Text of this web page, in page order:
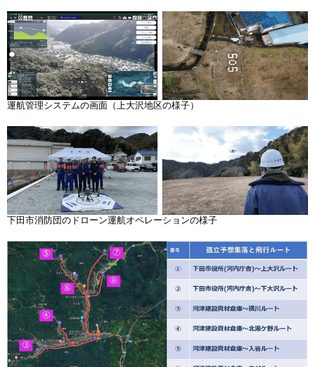
運航管理システムの画面（上大沢地区の様子）
下田市消防団のドローン運航オペレーションの様子